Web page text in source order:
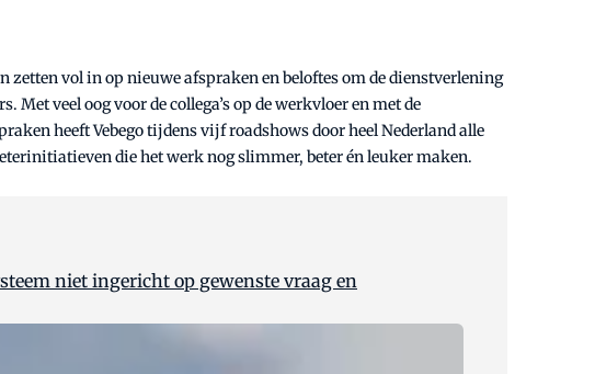
vol in op nieuwe afspraken en beloftes om de dienstverlening
veel oog voor de collega’s op de werkvloer en met de
heeft Vebego tijdens vijf roadshows door heel Nederland alle
die het werk nog slimmer, beter én leuker maken.
niet ingericht op gewenste vraag en